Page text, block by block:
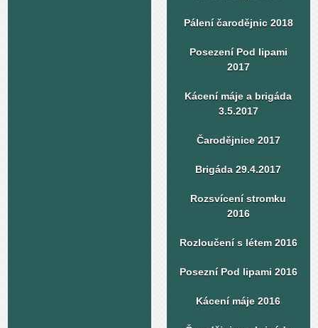
Pálení čarodějnic 2018
Posezení Pod lipami
2017
Kácení máje a brigáda
3.5.2017
Čarodějnice 2017
Brigáda 29.4.2017
Rozsvícení stromku
2016
Rozloučení s létem 2016
Posezní Pod lipami 2016
Kácení máje 2016